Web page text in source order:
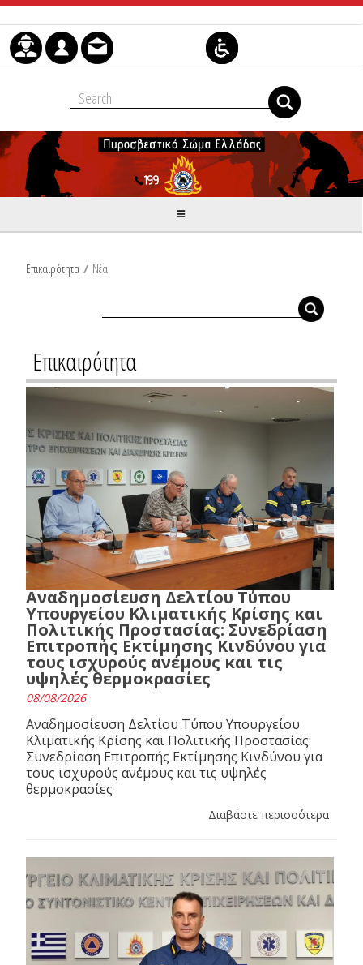
Skip to Content
Επικαιρότητα / Νέα
Επικαιρότητα
Αναδημοσίευση Δελτίου Τύπου
Υπουργείου Κλιματικής Κρίσης και
Πολιτικής Προστασίας: Συνεδρίαση
Επιτροπής Εκτίμησης Κινδύνου για
τους ισχυρούς ανέμους και τις
υψηλές θερμοκρασίες
08/08/2026
Αναδημοσίευση Δελτίου Τύπου Υπουργείου
Κλιματικής Κρίσης και Πολιτικής Προστασίας:
Συνεδρίαση Επιτροπής Εκτίμησης Κινδύνου για
τους ισχυρούς ανέμους και τις υψηλές
θερμοκρασίες
Διαβάστε περισσότερα